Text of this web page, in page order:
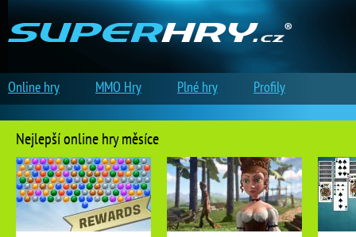
Nejlepší online hry měsíce
Online hry MMO Hry Plné hry Profily